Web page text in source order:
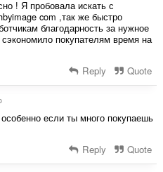
! Я пробовала искать с
com ,так же быстро
благодарность за нужное
покупателям время на
Reply Quote
если ты много покупаешь
Reply Quote